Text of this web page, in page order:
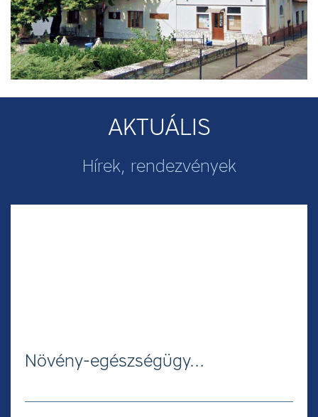
AKTUÁLIS
Hírek, rendezvények
Növény-egészségügy…